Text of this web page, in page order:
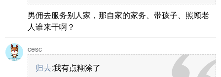
男佣去服务别人家，那自家的家务、带孩子、照顾老
人谁来干啊？
cesc
归去:我有点糊涂了